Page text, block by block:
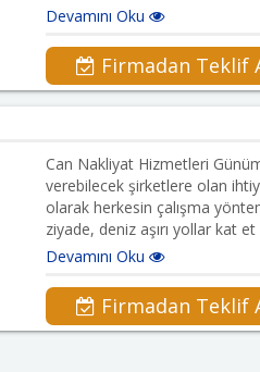
Devamını Oku
Firmadan Teklif
Can Nakliyat Hizmetleri
verebilecek şirketlere olan
olarak herkesin çalışma
ziyade, deniz aşırı yollar kat et
Devamını Oku
Firmadan Teklif